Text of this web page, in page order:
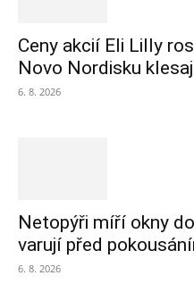
Ceny akcií Eli Lilly
Novo Nordisku
6. 8. 2026
Netopýři míří okny
varují před
6. 8. 2026